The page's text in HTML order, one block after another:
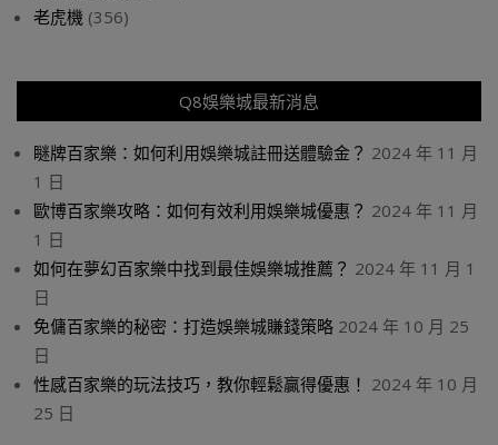
老虎機 (356)
Q8娛樂城最新消息
瞇牌百家樂：如何利用娛樂城註冊送體驗金？ 2024 年 11 月
1 日
歐博百家樂攻略：如何有效利用娛樂城優惠？ 2024 年 11 月
1 日
如何在夢幻百家樂中找到最佳娛樂城推薦？ 2024 年 11 月 1
日
免傭百家樂的秘密：打造娛樂城賺錢策略 2024 年 10 月 25
日
性感百家樂的玩法技巧，教你輕鬆贏得優惠！ 2024 年 10 月
25 日